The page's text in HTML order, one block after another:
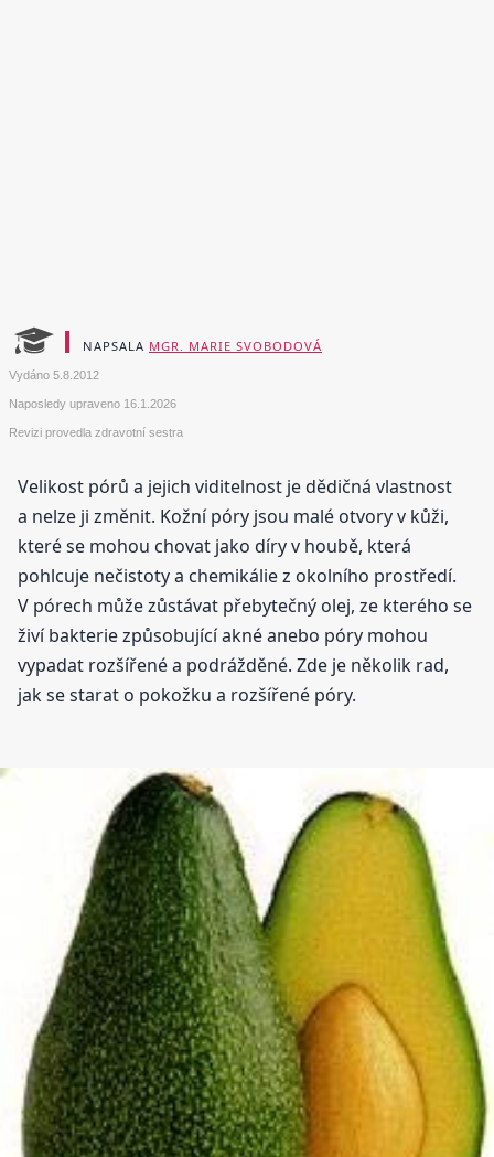
NAPSALA MGR. MARIE SVOBODOVÁ
Vydáno 5.8.2012
Naposledy upraveno 16.1.2026
Revizi provedla zdravotní sestra
Velikost pórů a jejich viditelnost je dědičná vlastnost
a nelze ji změnit. Kožní póry jsou malé otvory v kůži,
které se mohou chovat jako díry v houbě, která
pohlcuje nečistoty a chemikálie z okolního prostředí.
V pórech může zůstávat přebytečný olej, ze kterého se
živí bakterie způsobující akné anebo póry mohou
vypadat rozšířené a podrážděné. Zde je několik rad,
jak se starat o pokožku a rozšířené póry.